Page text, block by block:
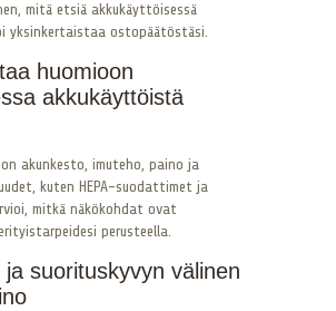
mitä etsiä akkukäyttöisessä
yksinkertaistaa ostopäätöstäsi.
huomioon
akkukäyttöistä
akunkesto, imuteho, paino ja
kuten HEPA-suodattimet ja
mitkä näkökohdat ovat
perusteella.
ja suorituskyvyn välinen